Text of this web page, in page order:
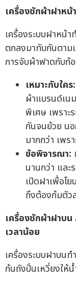
เครื่องซักผ้าฝาห
เครื่องระบบฝาหน้
ตกลงมาทับกันตาม
การจับผ้าฟาดกับก้
เหมาะกับใคร:
ผ้าแบรนด์เน
พิเศษ เพราะ
กันจนย้วย น
มากกว่า เพร
ข้อพิจารณา:
นานกว่า และ
เปิดฝาเพื่อโ
ถึงต้องก้มตัว
เครื่องซักผ้าฝาบน
เวลาน้อย
เครื่องระบบฝาบน
ก้นถังปั่นเหวี่ยงให้